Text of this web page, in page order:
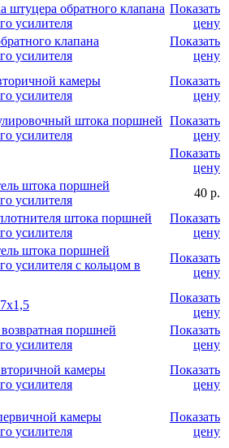
штуцера обратного клапана
усилителя
Показать
цену
клапана
усилителя
Показать
цену
камеры
усилителя
Показать
цену
штока поршней
усилителя
Показать
цену
Показать
цену
штока поршней
усилителя
40 р.
штока поршней
усилителя
Показать
цену
штока поршней
усилителя с кольцом в
Показать
цену
Показать
цену
поршней
усилителя
Показать
цену
камеры
усилителя
Показать
цену
камеры
усилителя
Показать
цену